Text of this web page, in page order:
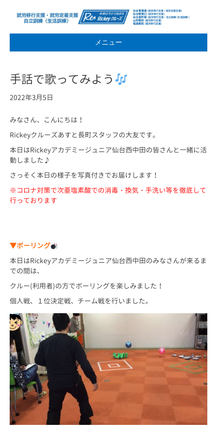
メニュー
手話で歌ってみよう
2022年3月5日
みなさん、こんにちは！
Rickeyクルーズあすと長町スタッフの大友です。
本日はRickeyアカデミージュニア仙台西中田の皆さんと一緒に活
動しました♪
さっそく本日の様子を写真付きでお届けします！
※コロナ対策で次亜塩素酸での消毒・換気・手洗い等を徹底して
行っております
▼ボーリング
本日はRickeyアカデミージュニア仙台西中田のみなさんが来るま
での間は、
クルー(利用者)の方でボーリングを楽しみました！
個人戦、１位決定戦、チーム戦を行いました。